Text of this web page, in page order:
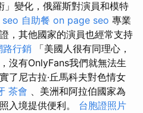
」變化，俄羅斯對演員和模特
seo 自助餐 on page seo 專業
，其他國家的演員也經常支持
路行銷 「美國人很有同理心，
沒有OnlyFans我們就無法生
了尼古拉·丘馬科夫對色情女
茶會 、美洲和阿拉伯國家為
入境提供便利。 台胞證照片